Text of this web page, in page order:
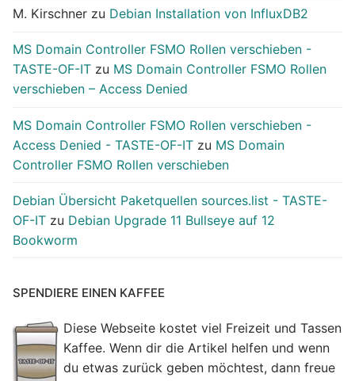
M. Kirschner zu Debian Installation von InfluxDB2
MS Domain Controller FSMO Rollen verschieben -
TASTE-OF-IT zu MS Domain Controller FSMO Rollen
verschieben – Access Denied
MS Domain Controller FSMO Rollen verschieben -
Access Denied - TASTE-OF-IT zu MS Domain
Controller FSMO Rollen verschieben
Debian Übersicht Paketquellen sources.list - TASTE-
OF-IT zu Debian Upgrade 11 Bullseye auf 12
Bookworm
SPENDIERE EINEN KAFFEE
Diese Webseite kostet viel Freizeit und Tassen
Kaffee. Wenn dir die Artikel helfen und wenn
du etwas zurück geben möchtest, dann freue